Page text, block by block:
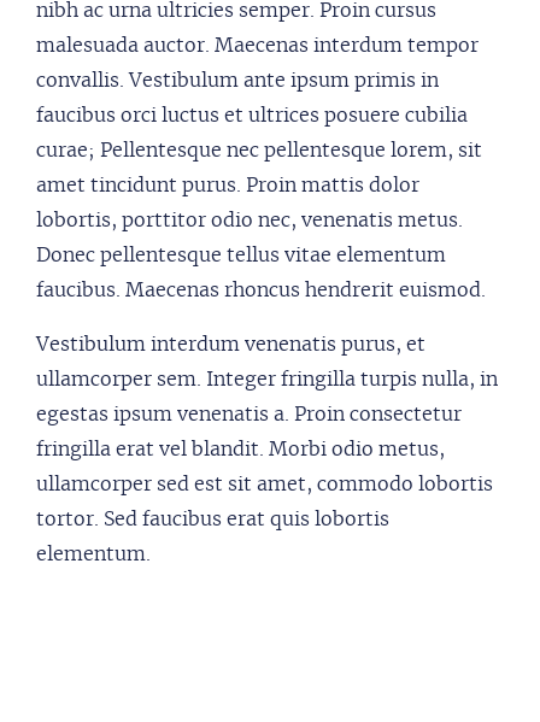
nibh ac urna ultricies semper. Proin cursus
malesuada auctor. Maecenas interdum tempor
convallis. Vestibulum ante ipsum primis in
faucibus orci luctus et ultrices posuere cubilia
curae; Pellentesque nec pellentesque lorem, sit
amet tincidunt purus. Proin mattis dolor
lobortis, porttitor odio nec, venenatis metus.
Donec pellentesque tellus vitae elementum
faucibus. Maecenas rhoncus hendrerit euismod.
Vestibulum interdum venenatis purus, et
ullamcorper sem. Integer fringilla turpis nulla, in
egestas ipsum venenatis a. Proin consectetur
fringilla erat vel blandit. Morbi odio metus,
ullamcorper sed est sit amet, commodo lobortis
tortor. Sed faucibus erat quis lobortis
elementum.